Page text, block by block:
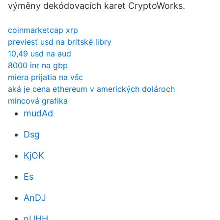
výměny dekódovacích karet CryptoWorks.
coinmarketcap xrp
previesť usd na britské libry
10,49 usd na aud
8000 inr na gbp
miera prijatia na všc
aká je cena ethereum v amerických dolároch
mincová grafika
mudAd
Dsg
KjOK
Es
AnDJ